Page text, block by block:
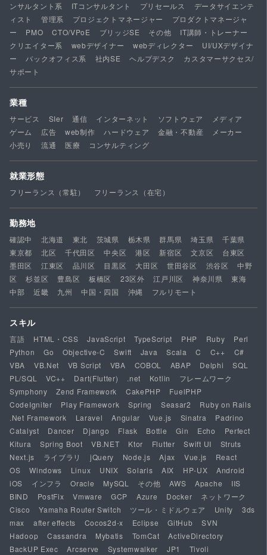
ンサルタント系
ITコンサルタント プリセールス
データサイエンテ
ィスト
管理系 プロジェクトマネージャー
プロダクトマネージャ
ー
PMO CTO/VPoE ブリッジSE その他
IT講師・トレーナー
クリエイター系
webデザイナー webディレクター
UI/UXデザイナ
ー
バックオフィス系 社内SE ヘルプデスク
カスタマーサクセス/
サポート
業種
サービス SIer 通信 インターネット ソフトウェア
メディア
ゲーム
広告 web制作 ハードウェア 金融・不動産
メーカー
小売り
流通 医療 コンサルティング
就業形態
フリーランス（常駐） フリーランス（在宅）
勤務地
確認中 北海道 東北 茨城県 栃木県 群馬県 埼玉県
千葉県
東京都
北区 千代田区 中央区 港区 新宿区 文京区
台東区
墨田区
江東区 品川区 目黒区 大田区 世田谷区 渋谷区
中野
区
杉並区 豊島区 板橋区 23区外 江戸川区 神奈川県
東海
中部
近畿 九州 中国・四国 沖縄 フルリモート
スキル
言語 HTML・CSS JavaScript TypeScript PHP Ruby
Perl
Python
Go Objective-C Swift Java Scala C C++
C#
VBA
VB.Net VB Script VBA COBOL ABAP Delphi
SQL
PL/SQL
VC++ Dart(Flutter) .net Kotlin
フレームワーク
Symphony
Zend Framework CakePHP
FuelPHP
CodeIgniter
Play Framework Spring Seasar2
Ruby on Rails
.Net Framework
Laravel Angular Vue.js Sinatra
Padrino
Catalyst
Dancer Django Flask Bottle Gin Echo
Perfect
Kitura
Spring Boot VB.NET Ktor Flutter Swift UI
Struts
Next.js
ライブラリ jQuery Node.js Ajax Vue.js
React
OS
Windows Linux UNIX Solaris AIX HP-UX
Android
iOS
インフラ Oracle MySQL その他 AWS Apache
IIS
BIND
PostFix Vmware GCP Azure Docker
ネットワーク
Cisco
Yamaha Router Switch ツール・ミドルウェア Unity
3ds
max
after effects Cocos2d-x Eclipse GitHub
SVN
Hadoop
Cassandra Mybatis TomCat
ActiveDirectory
BackUP Exec
Arcserve Systemwalker JP1
Tivoli